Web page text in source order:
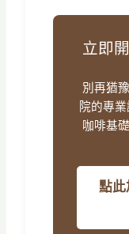
立即
別再猶
院的專
咖啡基
點此